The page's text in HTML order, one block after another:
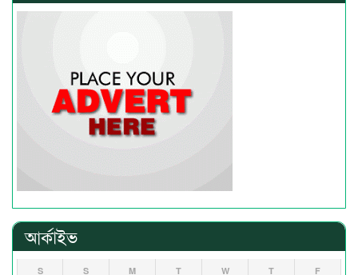
আর্কাইভ
S S M T W T F